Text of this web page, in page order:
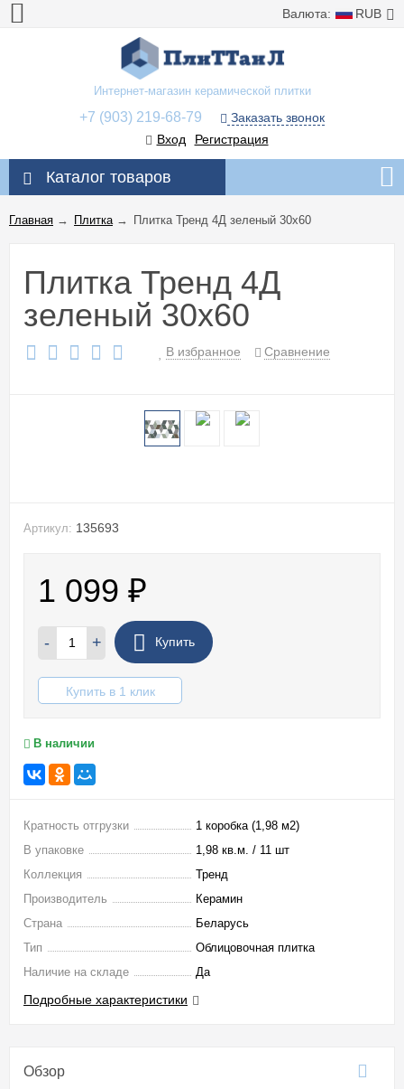
Валюта: RUB
Интернет-магазин керамической плитки
+7 (903) 219-68-79
Заказать звонок
Вход
Регистрация
Каталог товаров
Главная → Плитка→ Плитка Тренд 4Д зеленый 30x60
Плитка Тренд 4Д
зеленый 30x60
В избранное Сравнение
Артикул: 135693
1 099 ₽
- + Купить
Купить в 1 клик
В наличии
Кратность отгрузки
1 коробка (1,98 м2)
В упаковке
1,98 кв.м. / 11 шт
Коллекция
Тренд
Производитель
Керамин
Страна
Беларусь
Тип
Облицовочная плитка
Наличие на складе
Да
Подробные характеристики
Обзор